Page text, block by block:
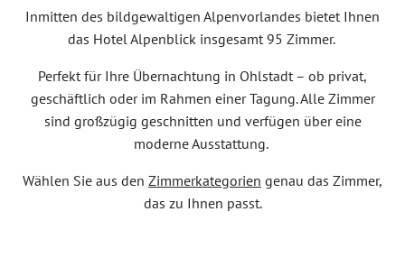
Inmitten des bildgewaltigen Alpenvorlandes bietet Ihnen
das Hotel Alpenblick insgesamt 95 Zimmer.
Perfekt für Ihre Übernachtung in Ohlstadt – ob privat,
geschäftlich oder im Rahmen einer Tagung. Alle Zimmer
sind großzügig geschnitten und verfügen über eine
moderne Ausstattung.
Wählen Sie aus den Zimmerkategorien genau das Zimmer,
das zu Ihnen passt.